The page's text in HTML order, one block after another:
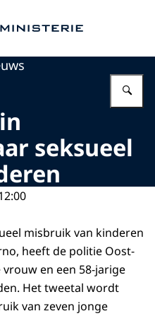
seksueel
misbruik van kinderen
heeft de politie Oost-
en een 58-jarige
Het tweetal wordt
van zeven jonge